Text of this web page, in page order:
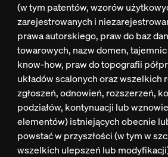
(w tym patentów, wzorów
zarejestrowanych i
prawa autorskiego, praw do baz
towarowych, nazw domen,
know-how, praw do topografii
układów scalonych oraz wszelkich
zgłoszeń, odnowień, rozszerzeń,
podziałów, kontynuacji lub
elementów) istniejących obecnie
powstać w przyszłości (w tym w
wszelkich ulepszeń lub